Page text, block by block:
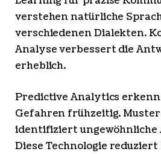
verstehen natürliche
verschiedenen Dialekten.
Analyse verbessert die
erheblich.
Predictive Analytics
Gefahren frühzeitig.
identifiziert
Diese Technologie reduziert